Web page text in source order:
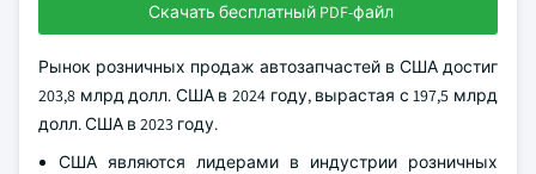
Скачать бесплатный PDF-файл
Рынок розничных продаж автозапчастей в США достиг
203,8 млрд долл. США в 2024 году, вырастая с 197,5 млрд
долл. США в 2023 году.
США являются лидерами в индустрии розничных